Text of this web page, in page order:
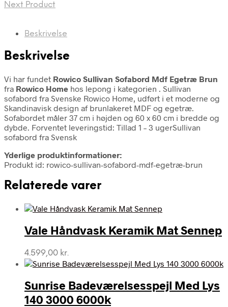
Next Product
Beskrivelse
Beskrivelse
Vi har fundet Rowico Sullivan Sofabord Mdf Egetræ Brun
fra Rowico Home hos lepong i kategorien . Sullivan
sofabord fra Svenske Rowico Home, udført i et moderne og
Skandinavisk design af brunlakeret MDF og egetræ.
Sofabordet måler 37 cm i højden og 60 x 60 cm i bredde og
dybde. Forventet leveringstid: Tillad 1 – 3 ugerSullivan
sofabord fra Svensk
Yderlige produktinformationer:
Produkt id: rowico-sullivan-sofabord-mdf-egetræ-brun
Relaterede varer
Vale Håndvask Keramik Mat Sennep
4.599,00 kr.
Sunrise Badeværelsesspejl Med Lys
140 3000 6000k